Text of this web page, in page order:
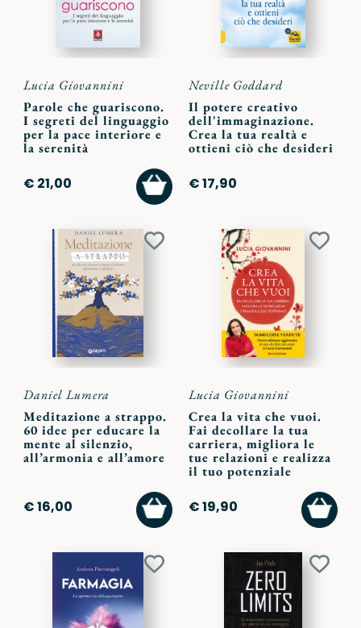
Lucia Giovannini
Parole che guariscono.
I segreti del linguaggio
per la pace interiore e
la serenità
€ 21,00
AGGIUNGI
AL
CARRELLO
Neville Goddard
Il potere creativo
dell'immaginazione.
Crea la tua realtà e
ottieni ciò che desideri
€ 17,90
Aggiungi
Daniel Lumera
Meditazione a strappo.
60 idee per educare la
mente al silenzio,
all’armonia e all’amore
€ 16,00
AGGIUNGI
AL
CARRELLO
Lucia Giovannini
Crea la vita che vuoi.
Fai decollare la tua
carriera, migliora le
tue relazioni e realizza
il tuo potenziale
€ 19,90
AL
Aggiungi